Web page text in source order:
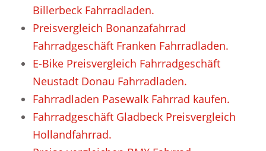
Billerbeck Fahrradladen.
Preisvergleich Bonanzafahrrad
Fahrradgeschäft Franken Fahrradladen.
E-Bike Preisvergleich Fahrradgeschäft
Neustadt Donau Fahrradladen.
Fahrradladen Pasewalk Fahrrad kaufen.
Fahrradgeschäft Gladbeck Preisvergleich
Hollandfahrrad.